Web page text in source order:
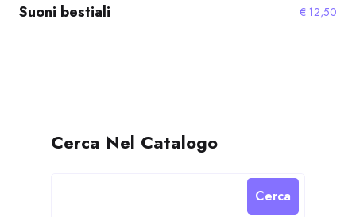
Suoni bestiali € 12,50
Cerca Nel Catalogo
Cerca